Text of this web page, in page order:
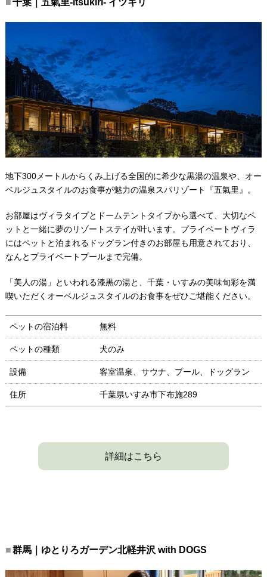
地下300メートルからくみ上げる全国的に希少な黒湯の温泉や、オー
ベルジュスタイルのお食事が魅力の温泉スパリゾート『五氣里』。
お部屋はヴィラタイプとドームテントタイプから選べて、大切なペ
ットと一緒に夢のリゾートステイが叶います。プライベートヴィラ
にはペットと泊まれるドッグラン付きのお部屋も用意されており、
なんとプライベートプールまで完備。
「美人の湯」といわれる漆黒の湯と、千葉・いすみの美味旬彩を満
喫いただくオーベルジュスタイルのお食事をぜひご堪能ください。
ペットの宿泊料 無料
ペットの種類 犬のみ
設備 客室温泉、サウナ、プール、ドッグラン
住所 千葉県いすみ市下布施289
詳細はこちら
群馬｜ゆとりろガーデン北軽井沢 with DOGS